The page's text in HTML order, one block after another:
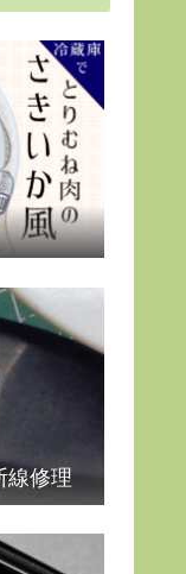
線修理